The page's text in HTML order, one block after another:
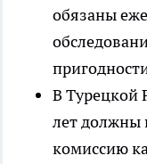
обязаны
В Турецкой
лет должны
комиссию